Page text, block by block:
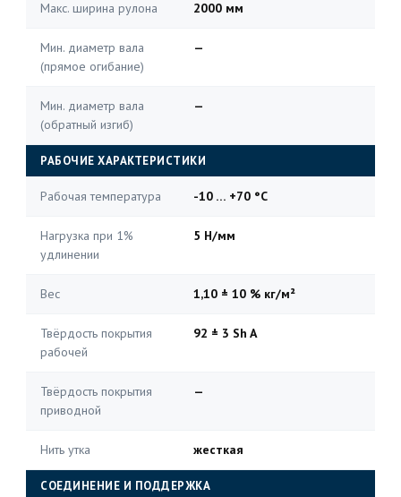
Макс. ширина рулона 2000 мм
Мин. диаметр вала
(прямое огибание)
—
Мин. диаметр вала
(обратный изгиб)
—
РАБОЧИЕ ХАРАКТЕРИСТИКИ
Рабочая температура -10 … +70 °C
Нагрузка при 1%
удлинении
5 Н/мм
Вес 1,10 ± 10 % кг/м²
Твёрдость покрытия
рабочей
92 ± 3 Sh A
Твёрдость покрытия
приводной
—
Нить утка жесткая
СОЕДИНЕНИЕ И ПОДДЕРЖКА